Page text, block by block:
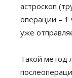
астроскоп
операции – 1
уже
Такой метод